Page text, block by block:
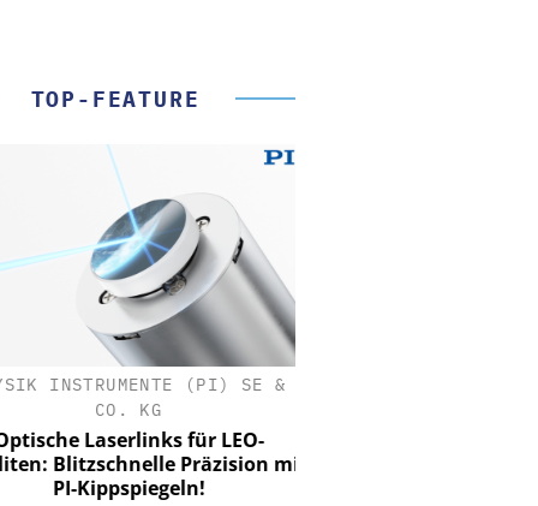
TOP-FEATURE
INSTRUMENTE (PI) SE &
CO. KG
Laserlinks für LEO-
Blitzschnelle Präzision mit
PI-Kippspiegeln!